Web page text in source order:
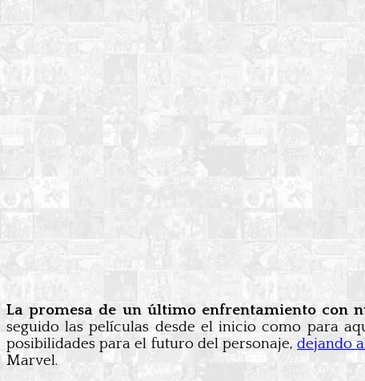
La promesa de un último enfrentamiento con
seguido las películas desde el inicio como para
posibilidades para el futuro del personaje, dejando
Marvel.